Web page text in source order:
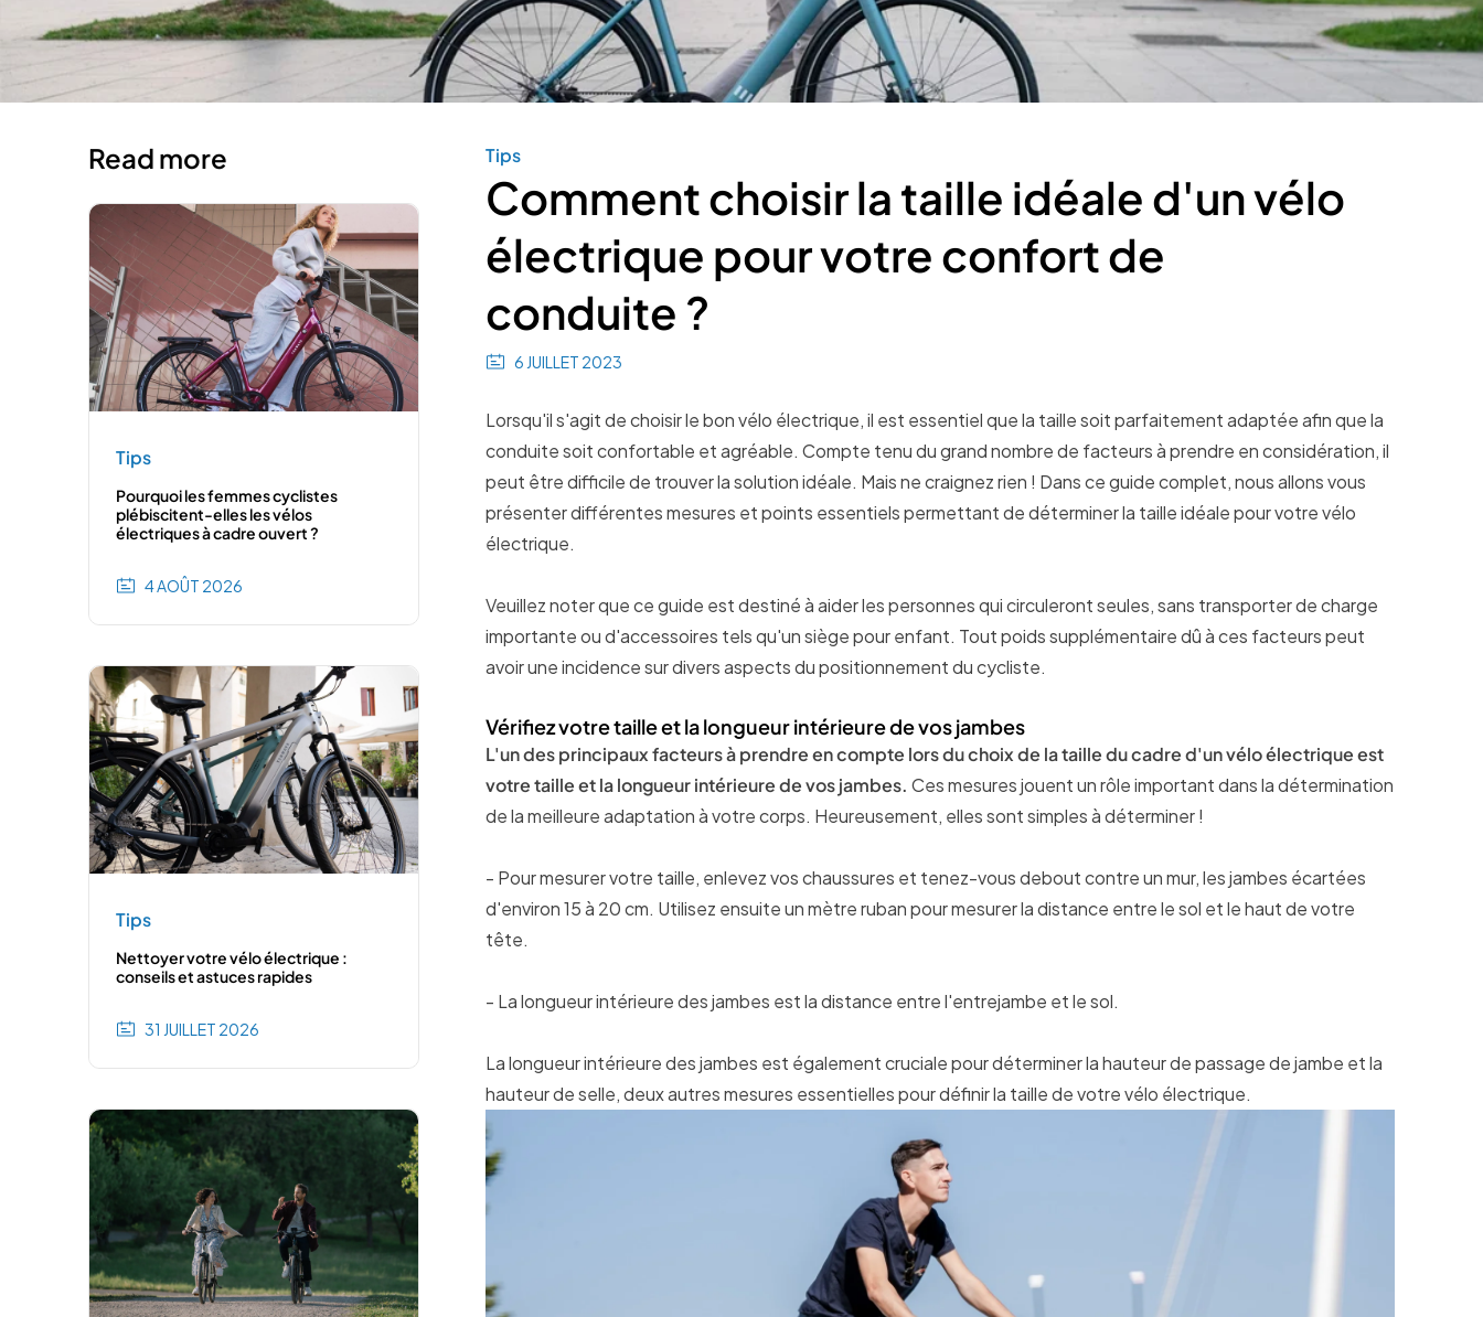
Tips
Comment choisir la taille idéale d'un vélo
électrique pour votre confort de
conduite ?
6 JUILLET 2023
Lorsqu'il s'agit de choisir le bon vélo électrique, il est essentiel que la taille soit parfaitement adaptée afin que la
conduite soit confortable et agréable. Compte tenu du grand nombre de facteurs à prendre en considération, il
peut être difficile de trouver la solution idéale. Mais ne craignez rien ! Dans ce guide complet, nous allons vous
présenter différentes mesures et points essentiels permettant de déterminer la taille idéale pour votre vélo
électrique.
Veuillez noter que ce guide est destiné à aider les personnes qui circuleront seules, sans transporter de charge
importante ou d'accessoires tels qu'un siège pour enfant. Tout poids supplémentaire dû à ces facteurs peut
avoir une incidence sur divers aspects du positionnement du cycliste.
Vérifiez votre taille et la longueur intérieure de vos jambes
L'un des principaux facteurs à prendre en compte lors du choix de la taille du cadre d'un vélo électrique est
votre taille et la longueur intérieure de vos jambes. Ces mesures jouent un rôle important dans la détermination
de la meilleure adaptation à votre corps. Heureusement, elles sont simples à déterminer !
- Pour mesurer votre taille, enlevez vos chaussures et tenez-vous debout contre un mur, les jambes écartées
d'environ 15 à 20 cm. Utilisez ensuite un mètre ruban pour mesurer la distance entre le sol et le haut de votre
tête.
- La longueur intérieure des jambes est la distance entre l'entrejambe et le sol.
La longueur intérieure des jambes est également cruciale pour déterminer la hauteur de passage de jambe et la
hauteur de selle, deux autres mesures essentielles pour définir la taille de votre vélo électrique.
Read more
Tips
Pourquoi les femmes cyclistes
plébiscitent-elles les vélos
électriques à cadre ouvert ?
4 AOÛT 2026
Tips
Nettoyer votre vélo électrique :
conseils et astuces rapides
31 JUILLET 2026